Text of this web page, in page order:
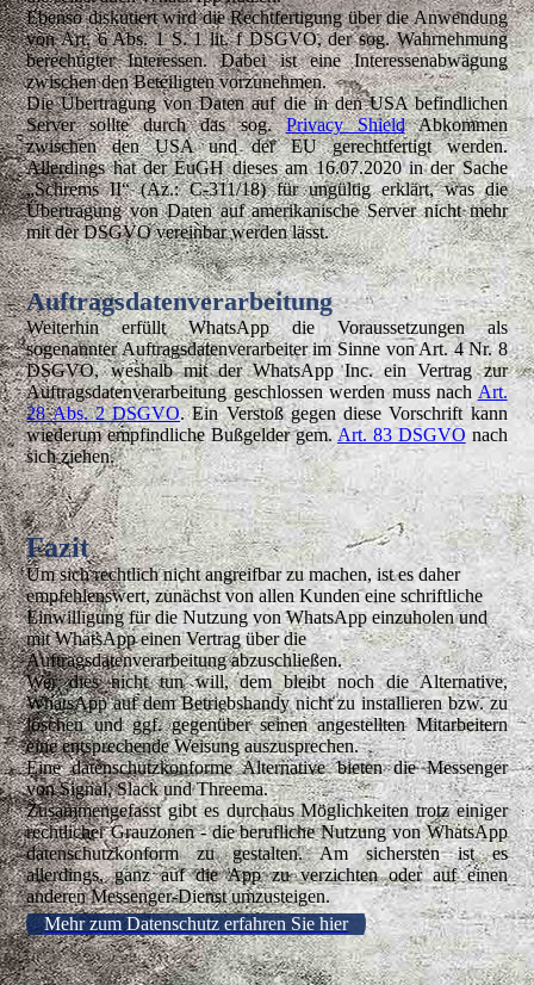
Ebenso diskutiert wird die Rechtfertigung über die Anwendung
von Art. 6 Abs. 1 S. 1 lit. f DSGVO, der sog. Wahrnehmung
berechtigter Interessen. Dabei ist eine Interessenabwägung
zwischen den Beteiligten vorzunehmen.
Die Übertragung von Daten auf die in den USA befindlichen
Server sollte durch das sog.Privacy ShieldAbkommen
zwischen den USA und der EU gerechtfertigt werden.
Allerdings hat der EuGH dieses am 16.07.2020 in der Sache
„Schrems II“ (Az.: C-311/18) für ungültig erklärt, was die
Übertragung von Daten auf amerikanische Server nicht mehr
mit der DSGVO vereinbar werden lässt.
Auftragsdatenverarbeitung
Weiterhin erfüllt WhatsApp die Voraussetzungen als
sogenannter Auftragsdatenverarbeiter im Sinne von Art. 4 Nr. 8
DSGVO, weshalb mit der WhatsApp Inc. ein Vertrag zur
Auftragsdatenverarbeitung geschlossen werden muss nach Art.
28 Abs. 2 DSGVO. Ein Verstoß gegen diese Vorschrift kann
wiederum empfindliche Bußgelder gem.Art. 83 DSGVO nach
sich ziehen.
Fazit
Um sich rechtlich nicht angreifbar zu machen, ist es daher
empfehlenswert, zunächst von allen Kunden eine schriftliche
Einwilligung für die Nutzung von WhatsApp einzuholen und
mit WhatsApp einen Vertrag über die
Auftragsdatenverarbeitung abzuschließen.
Wer dies nicht tun will, dem bleibt noch die Alternative,
WhatsApp auf dem Betriebshandy nicht zu installieren bzw. zu
löschen und ggf. gegenüber seinen angestellten Mitarbeitern
eine entsprechende Weisung auszusprechen.
Eine datenschutzkonforme Alternative bieten die Messenger
von Signal, Slack und Threema.
Zusammengefasst gibt es durchaus Möglichkeiten trotz einiger
rechtlicher Grauzonen - die berufliche Nutzung von WhatsApp
datenschutzkonform zu gestalten. Am sichersten ist es
allerdings, ganz auf die App zu verzichten oder auf einen
anderen Messenger-Dienst umzusteigen.
Mehr zum Datenschutz erfahren Sie hier